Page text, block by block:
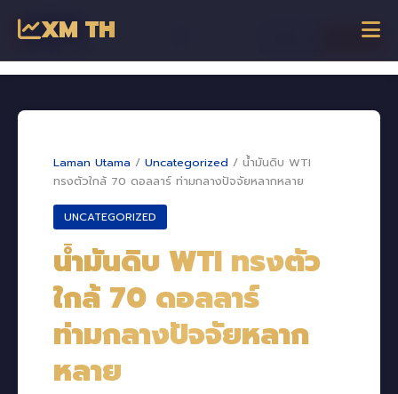
XM TH เริ่มเทรด
Laman Utama / Uncategorized / น้ำมันดิบ WTI
ทรงตัวใกล้ 70 ดอลลาร์ ท่ามกลางปัจจัยหลากหลาย
UNCATEGORIZED
น้ำมันดิบ WTI ทรงตัว
ใกล้ 70 ดอลลาร์
ท่ามกลางปัจจัยหลาก
หลาย